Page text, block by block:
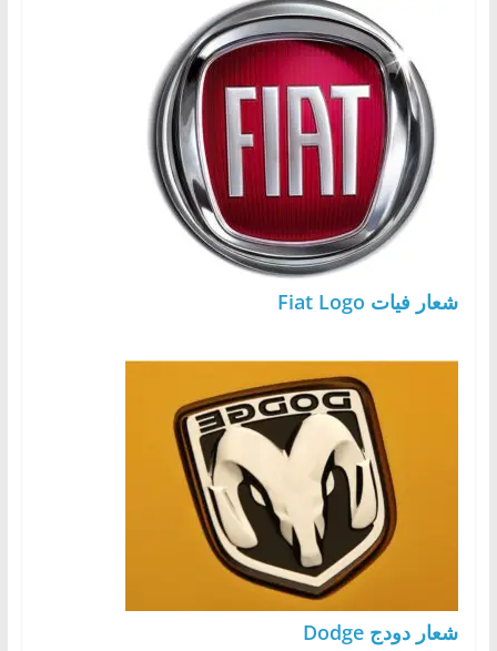
شعار فيات Fiat Logo
شعار دودج Dodge